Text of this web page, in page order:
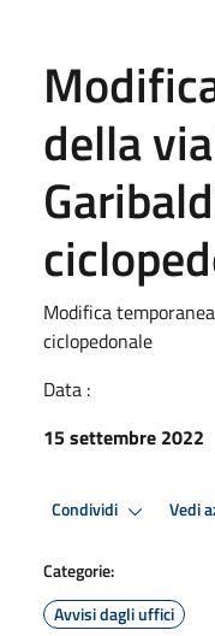
della
Modifica
ciclopedonale
Data :
15 settembre 2022
Condividi Vedi
Categorie:
Avvisi dagli uffici